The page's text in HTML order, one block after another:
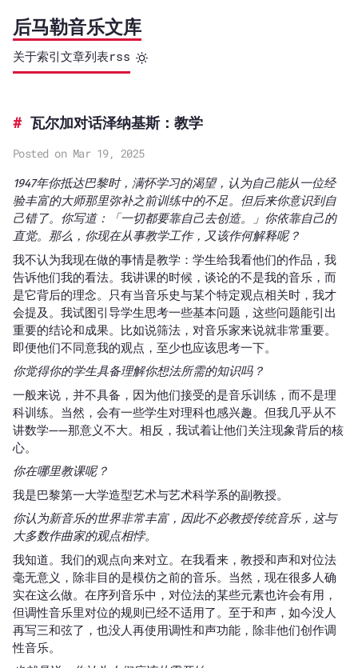
后马勒音乐文库
关于索引文章列表rss
瓦尔加对话泽纳基斯：教学
Posted on Mar 19, 2025
1947年你抵达巴黎时，满怀学习的渴望，认为自己能从一位经
验丰富的大师那里弥补之前训练中的不足。但后来你意识到自
己错了。你写道：「一切都要靠自己去创造。」你依靠自己的
直觉。那么，你现在从事教学工作，又该作何解释呢？
我不认为我现在做的事情是教学：学生给我看他们的作品，我
告诉他们我的看法。我讲课的时候，谈论的不是我的音乐，而
是它背后的理念。只有当音乐史与某个特定观点相关时，我才
会提及。我试图引导学生思考一些基本问题，这些问题能引出
重要的结论和成果。比如说筛法，对音乐家来说就非常重要。
即便他们不同意我的观点，至少也应该思考一下。
你觉得你的学生具备理解你想法所需的知识吗？
一般来说，并不具备，因为他们接受的是音乐训练，而不是理
科训练。当然，会有一些学生对理科也感兴趣。但我几乎从不
讲数学——那意义不大。相反，我试着让他们关注现象背后的核
心。
你在哪里教课呢？
我是巴黎第一大学造型艺术与艺术科学系的副教授。
你认为新音乐的世界非常丰富，因此不必教授传统音乐，这与
大多数作曲家的观点相悖。
我知道。我们的观点向来对立。在我看来，教授和声和对位法
毫无意义，除非目的是模仿之前的音乐。当然，现在很多人确
实在这么做。在序列音乐中，对位法的某些元素也许会有用，
但调性音乐里对位的规则已经不适用了。至于和声，如今没人
再写三和弦了，也没人再使用调性和声功能，除非他们创作调
性音乐。